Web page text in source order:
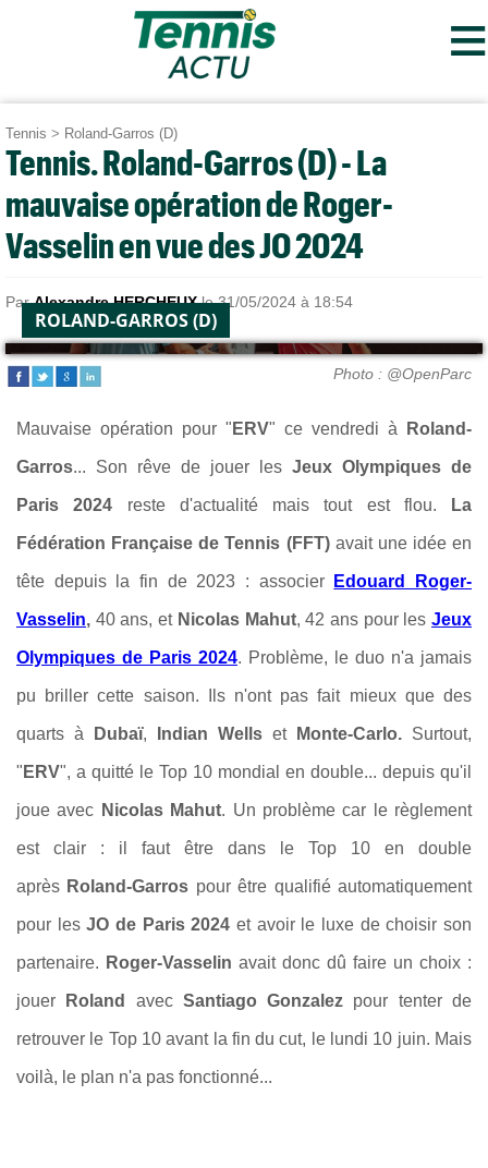
≡
Tennis > Roland-Garros (D)
Tennis. Roland-Garros (D) - La
mauvaise opération de Roger-
Vasselin en vue des JO 2024
ParAlexandre HERCHEUXle 31/05/2024 à 18:54
ROLAND-GARROS (D)
Photo : @OpenParc
Mauvaise opération pour " ERV" ce vendredi à Roland-
Garros... Son rêve de jouer les Jeux Olympiques de
Paris 2024 reste d'actualité mais tout est flou. La
Fédération Française de Tennis (FFT)avait une idée en
tête depuis la fin de 2023 : associer Edouard Roger-
Vasselin, 40 ans, etNicolas Mahut, 42 ans pour lesJeux
Olympiques de Paris 2024. Problème, le duo n'a jamais
pu briller cette saison. Ils n'ont pas fait mieux que des
quarts à Dubaï, Indian Wells et Monte-Carlo. Surtout,
" ERV", a quitté le Top 10 mondial en double... depuis qu'il
joue avec Nicolas Mahut. Un problème car le règlement
est clair : il faut être dans le Top 10 en double
après Roland-Garros pour être qualifié automatiquement
pour lesJO de Paris 2024 et avoir le luxe de choisir son
partenaire. Roger-Vasselin avait donc dû faire un choix :
jouer Roland avec Santiago Gonzalez pour tenter de
retrouver le Top 10 avant la fin du cut, le lundi 10 juin. Mais
voilà, le plan n'a pas fonctionné...